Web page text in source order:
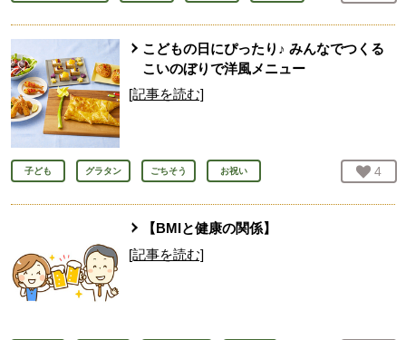
こどもの日にぴったり♪ みんなでつくる
こいのぼりで洋風メニュー
[記事を読む]
子ども グラタン ごちそう お祝い お気
4
【BMIと健康の関係】
[記事を読む]